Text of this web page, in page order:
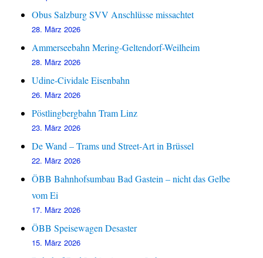
Obus Salzburg SVV Anschlüsse missachtet
28. März 2026
Ammerseebahn Mering-Geltendorf-Weilheim
28. März 2026
Udine-Cividale Eisenbahn
26. März 2026
Pöstlingbergbahn Tram Linz
23. März 2026
De Wand – Trams und Street-Art in Brüssel
22. März 2026
ÖBB Bahnhofsumbau Bad Gastein – nicht das Gelbe
vom Ei
17. März 2026
ÖBB Speisewagen Desaster
15. März 2026